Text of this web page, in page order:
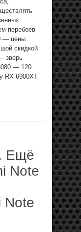
перебоев
— цены
скидкой
зверь
— 120
RX 6900XT
Ещё
Note
Note